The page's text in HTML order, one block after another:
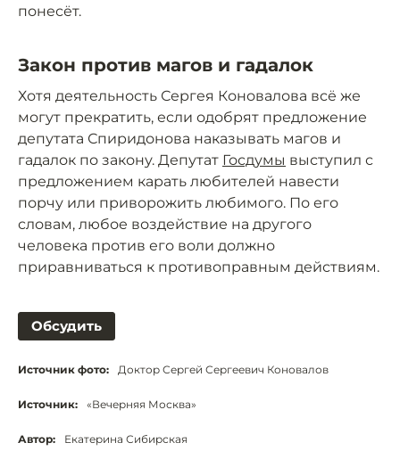
понесёт.
Закон против магов и гадалок
Хотя деятельность Сергея Коновалова всё же
могут прекратить, если одобрят предложение
депутата Спиридонова наказывать магов и
гадалок по закону. Депутат Госдумы выступил с
предложением карать любителей навести
порчу или приворожить любимого. По его
словам, любое воздействие на другого
человека против его воли должно
приравниваться к противоправным действиям.
Обсудить
Источник фото: Доктор Сергей Сергеевич Коновалов
Источник: «Вечерняя Москва»
Автор: Екатерина Сибирская